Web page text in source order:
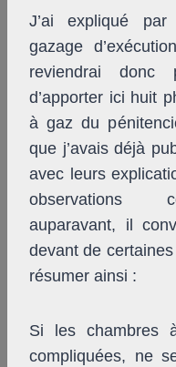
J’ai expliqué
gazage
reviendrai donc
d’apporter ici huit
à gaz du
que j’avais déjà
avec leurs
observations
auparavant, il
devant de
résumer ainsi :
Si les chambres
compliquées, ne